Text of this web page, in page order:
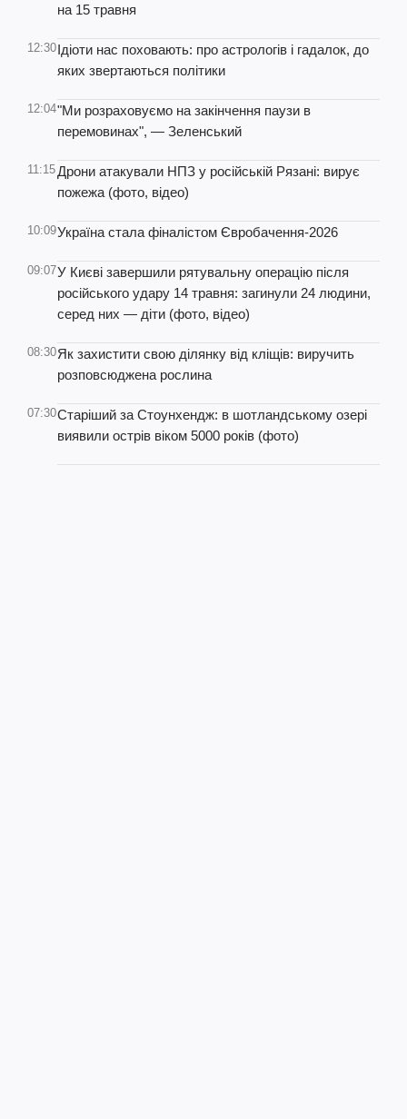
на 15 травня
12:30Ідіоти нас поховають: про астрологів і гадалок, до
яких звертаються політики
12:04"Ми розраховуємо на закінчення паузи в
перемовинах", — Зеленський
11:15Дрони атакували НПЗ у російській Рязані: вирує
пожежа (фото, відео)
10:09Україна стала фіналістом Євробачення-2026
09:07У Києві завершили рятувальну операцію після
російського удару 14 травня: загинули 24 людини,
серед них — діти (фото, відео)
08:30Як захистити свою ділянку від кліщів: виручить
розповсюджена рослина
07:30Старіший за Стоунхендж: в шотландському озері
виявили острів віком 5000 років (фото)